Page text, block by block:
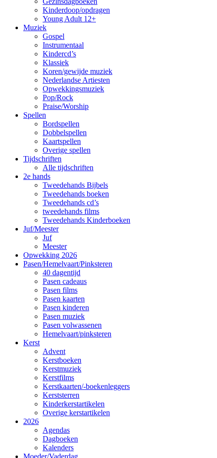
Kinderdoop/opdragen
Young Adult 12+
Muziek
Gospel
Instrumentaal
Kindercd’s
Klassiek
Koren/gewijde muziek
Nederlandse Artiesten
Opwekkingsmuziek
Pop/Rock
Praise/Worship
Spellen
Bordspellen
Dobbelspellen
Kaartspellen
Overige spellen
Tijdschriften
Alle tijdschriften
2e hands
Tweedehands Bijbels
Tweedehands boeken
Tweedehands cd’s
tweedehands films
Tweedehands Kinderboeken
Juf/Meester
Juf
Meester
Opwekking 2026
Pasen/Hemelvaart/Pinksteren
40 dagentijd
Pasen cadeaus
Pasen films
Pasen kaarten
Pasen kinderen
Pasen muziek
Pasen volwassenen
Hemelvaart/pinksteren
Kerst
Advent
Kerstboeken
Kerstmuziek
Kerstfilms
Kerstkaarten/-boekenleggers
Kerststerren
Kinderkerstartikelen
Overige kerstartikelen
2026
Agendas
Dagboeken
Kalenders
Moeder/Vaderdag